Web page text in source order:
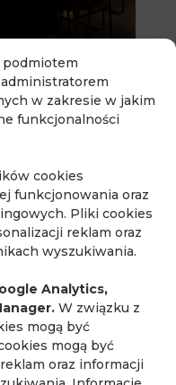
podmiotem
w zakresie w jakim
funkcjonalności
cookies
funkcjonowania oraz
Pliki cookies
reklam oraz
wyszukiwania.
Analytics,
W związku z
mogą być
mogą być
oraz informacji
krokowego